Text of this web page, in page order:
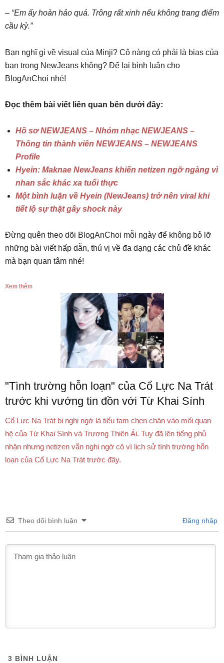
– “Em ấy hoàn hảo quá. Trông rất xinh nếu không trang điểm
cầu kỳ.”
Bạn nghĩ gì về visual của Minji? Cô nàng có phải là bias của
bạn trong NewJeans không? Để lại bình luận cho
BlogAnChoi nhé!
Đọc thêm bài viết liên quan bên dưới đây:
Hồ sơ NEWJEANS – Nhóm nhạc NEWJEANS –
Thông tin thành viên NEWJEANS – NEWJEANS
Profile
Hyein: Maknae NewJeans khiến netizen ngỡ ngàng vì
nhan sắc khác xa tuổi thực
Một bình luận về Hyein (NewJeans) trở nên viral khi
tiết lộ sự thật gây shock này
Đừng quên theo dõi BlogAnChoi mỗi ngày để không bỏ lỡ
những bài viết hấp dẫn, thú vị về đa dạng các chủ đề khác
mà bạn quan tâm nhé!
Xem thêm
"Tình trường hỗn loạn" của Cổ Lực Na Trát
trước khi vướng tin đồn với Từ Khai Sính
Cổ Lực Na Trát bị nghi ngờ là tiểu tam chen chân vào mối quan
hệ của Từ Khai Sính và Trương Thiên Ái. Tuy đã lên tiếng phủ
nhận nhưng netizen vẫn nghi ngờ cô vì lịch sử tình trường hỗn
loạn của Cổ Lực Na Trát trước đây.
Theo dõi bình luận Đăng nhập
3 BÌNH LUẬN